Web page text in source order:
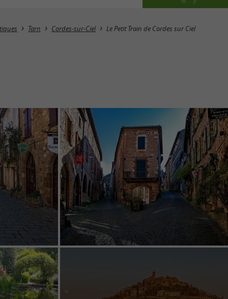
Tarn Cordes-sur-Ciel Le Petit Train de Cordes sur Ciel